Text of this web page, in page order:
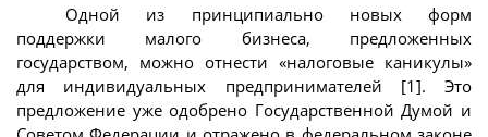
Одной из принципиально новых форм
поддержки малого бизнеса, предложенных
государством, можно отнести «налоговые каникулы»
для индивидуальных предпринимателей [1]. Это
предложение уже одобрено Государственной Думой и